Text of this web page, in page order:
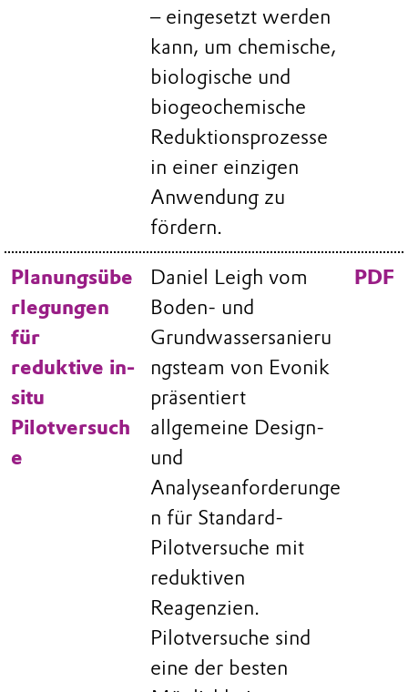
– eingesetzt werden
kann, um chemische,
biologische und
biogeochemische
Reduktionsprozesse
in einer einzigen
Anwendung zu
fördern.
Planungsübe
rlegungen
für
reduktive in-
situ
Pilotversuch
e
Daniel Leigh vom
Boden- und
Grundwassersanieru
ngsteam von Evonik
präsentiert
allgemeine Design-
und
Analyseanforderunge
n für Standard-
Pilotversuche mit
reduktiven
Reagenzien.
Pilotversuche sind
eine der besten
PDF